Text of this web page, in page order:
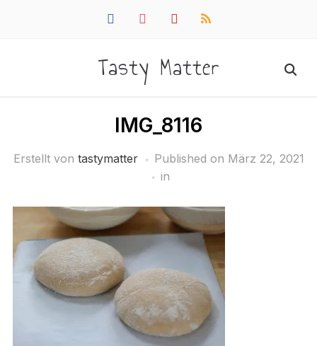
facebookinstagrampinterestrss
Tasty Matter
IMG_8116
Erstellt von tastymatter Published on März 22, 2021
in